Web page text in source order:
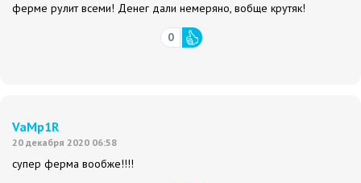
ферме рулит всеми! Денег дали немеряно, вобще крутяк!
0
VaMp1R
20 декабря 2020 06:58
супер ферма вообже!!!!